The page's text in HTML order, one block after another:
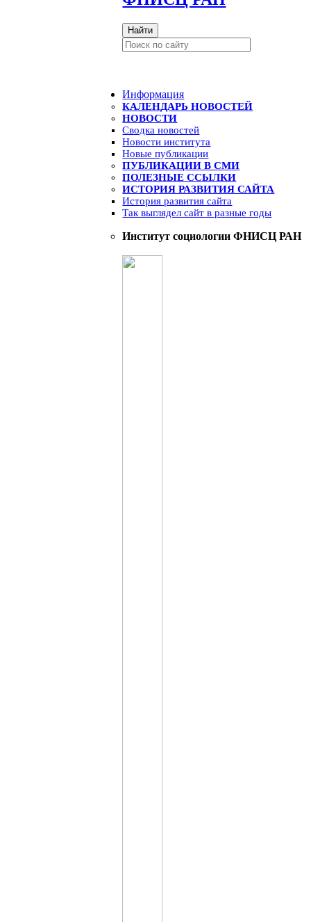
Найти
Информация
КАЛЕНДАРЬ НОВОСТЕЙ
НОВОСТИ
Сводка новостей
Новости института
Новые публикации
ПУБЛИКАЦИИ В СМИ
ПОЛЕЗНЫЕ ССЫЛКИ
ИСТОРИЯ РАЗВИТИЯ САЙТА
История развития сайта
Так выглядел сайт в разные годы
Институт социологии ФНИСЦ РАН